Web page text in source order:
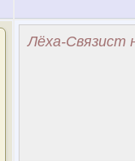
Лёха-Связист